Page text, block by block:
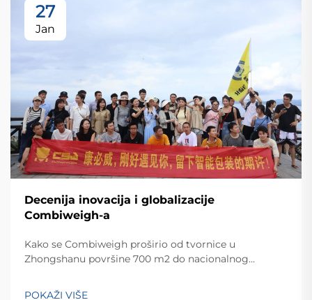
27
Jan
Decenija inovacija i globalizacije
Combiweigh-a
Kako se Combiweigh proširio od tvornice u
Zhongshanu površine 700 m2 do nacionalnog
zemalja. Otkrijte njihova inteligentna rješenja za
POKAŽI VIŠE